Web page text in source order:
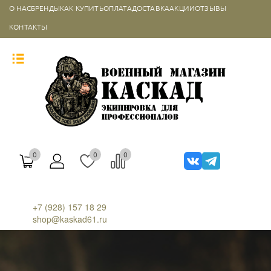
О НАСБРЕНДЫКАК КУПИТЬОПЛАТАДОСТАВКААКЦИИОТЗЫВЫ
КОНТАКТЫ
0 0 0
+7 (928) 157 18 29
shop@kaskad61.ru